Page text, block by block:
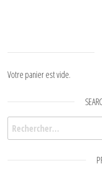
Votre panier est vide.
Rechercher :